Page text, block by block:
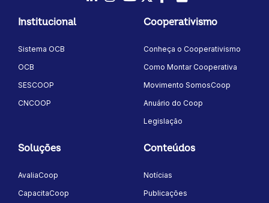
Instagram
YoutubeTwitter/X
Facebook
Institucional
Sistema OCB
OCB
SESCOOP
CNCOOP
Cooperativismo
Conheça o Cooperativismo
Como Montar Cooperativa
Movimento SomosCoop
Anuário do Coop
Legislação
Soluções
AvaliaCoop
CapacitaCoop
Conteúdos
Notícias
Publicações